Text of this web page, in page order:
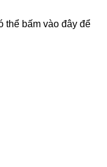
thể bấm vào đây để